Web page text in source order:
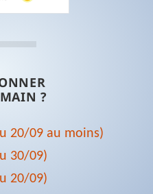
?
20/09 au moins)
30/09)
20/09)